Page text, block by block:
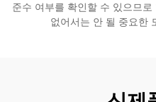
준수 여부를 확인할 수 있으므
없어서는 안 될 중요한